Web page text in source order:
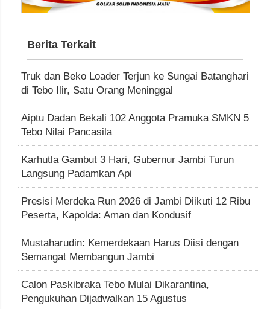
Berita Terkait
Truk dan Beko Loader Terjun ke Sungai Batanghari
di Tebo Ilir, Satu Orang Meninggal
Aiptu Dadan Bekali 102 Anggota Pramuka SMKN 5
Tebo Nilai Pancasila
Karhutla Gambut 3 Hari, Gubernur Jambi Turun
Langsung Padamkan Api
Presisi Merdeka Run 2026 di Jambi Diikuti 12 Ribu
Peserta, Kapolda: Aman dan Kondusif
Mustaharudin: Kemerdekaan Harus Diisi dengan
Semangat Membangun Jambi
Calon Paskibraka Tebo Mulai Dikarantina,
Pengukuhan Dijadwalkan 15 Agustus